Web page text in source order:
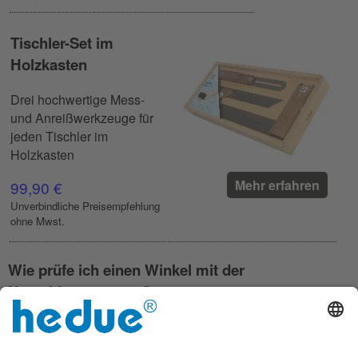
Tischler-Set im
Holzkasten
Drei hochwertige Mess-
und Anreißwerkzeuge für
jeden Tischler im
Holzkasten
99,90 €
Unverbindliche Preisempfehlung
ohne Mwst.
Mehr erfahren
Wie prüfe ich einen Winkel mit der
Umschlagmessung?
Die Umschlagmessung, oft auch als Umschlagverfahren